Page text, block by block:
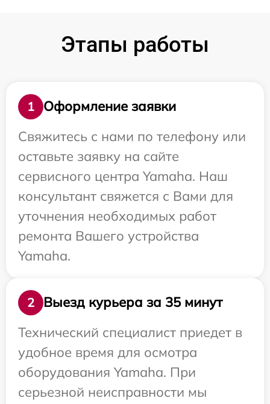
Этапы работы
1
Оформление заявки
Свяжитесь с нами по телефону или
оставьте заявку на сайте
сервисного центра Yamaha. Наш
консультант свяжется с Вами для
уточнения необходимых работ
ремонта Вашего устройства
Yamaha.
2
Выезд курьера за 35 минут
Технический специалист приедет в
удобное время для осмотра
оборудования Yamaha. При
серьезной неисправности мы